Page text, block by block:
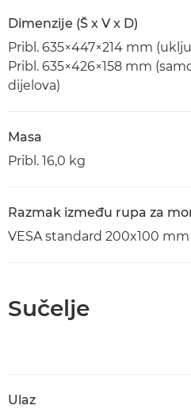
Dimenzije (Š x V x D)
Pribl. 635×447×214 mm
Pribl. 635×426×158 mm
dijelova)
Masa
Pribl. 16,0 kg
Razmak između rupa za
VESA standard 200x100 mm
Sučelje
Ulaz